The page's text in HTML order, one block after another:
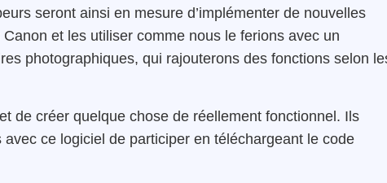
seront ainsi en mesure d’implémenter de nouvelles
et les utiliser comme nous le ferions avec un
photographiques, qui rajouterons des fonctions selon
de créer quelque chose de réellement fonctionnel. Ils
ce logiciel de participer en téléchargeant le code